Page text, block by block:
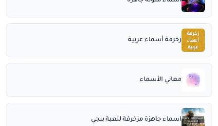
زخرفة أسماء عربية
معاني الأسماء
اسماء جاهزة مزخرفة للعبة ببجي